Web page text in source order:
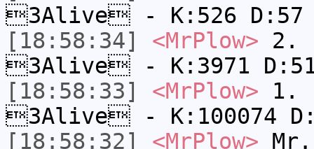
3Alive - K:526 D:57
[18:58:34]
<MrPlow> 2.
3Alive - K:3971
[18:58:33]
<MrPlow> 1.
3Alive - K:100074
[18:58:32]
<MrPlow>